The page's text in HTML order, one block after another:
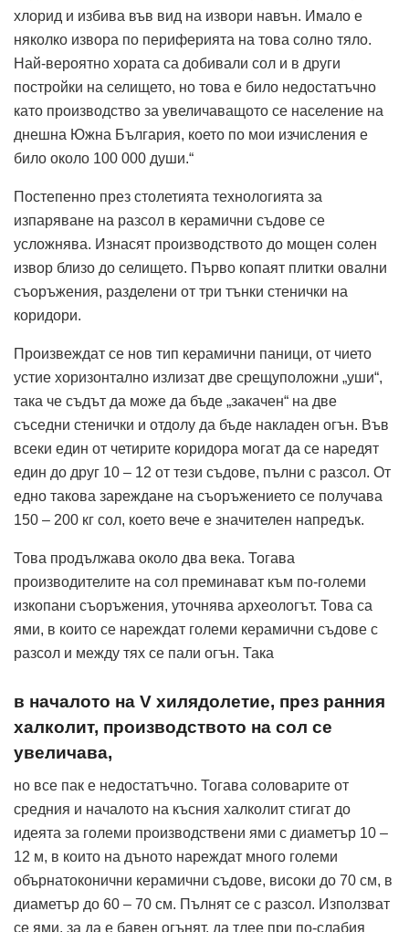
хлорид и избива във вид на извори навън. Имало е
няколко извора по периферията на това солно тяло.
Най-вероятно хората са добивали сол и в други
постройки на селището, но това е било недостатъчно
като производство за увеличаващото се население на
днешна Южна България, което по мои изчисления е
било около 100 000 души.“
Постепенно през столетията технологията за
изпаряване на разсол в керамични съдове се
усложнява. Изнасят производството до мощен солен
извор близо до селището. Първо копаят плитки овални
съоръжения, разделени от три тънки стенички на
коридори.
Произвеждат се нов тип керамични паници, от чието
устие хоризонтално излизат две срещуположни „уши“,
така че съдът да може да бъде „закачен“ на две
съседни стенички и отдолу да бъде накладен огън. Във
всеки един от четирите коридора могат да се наредят
един до друг 10 – 12 от тези съдове, пълни с разсол. От
едно такова зареждане на съоръжението се получава
150 – 200 кг сол, което вече е значителен напредък.
Това продължава около два века. Тогава
производителите на сол преминават към по-големи
изкопани съоръжения, уточнява археологът. Това са
ями, в които се нареждат големи керамични съдове с
разсол и между тях се пали огън. Така
в началото на V хилядолетие, през ранния
халколит, производството на сол се
увеличава,
но все пак е недостатъчно. Тогава соловарите от
средния и началото на късния халколит стигат до
идеята за големи производствени ями с диаметър 10 –
12 м, в които на дъното нареждат много големи
обърнатоконични керамични съдове, високи до 70 см, в
диаметър до 60 – 70 см. Пълнят се с разсол. Използват
се ями, за да е бавен огънят, да тлее при по-слабия